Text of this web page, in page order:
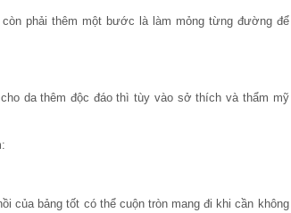
phải thêm một bước là làm mỏng từng đường để
da thêm độc đáo thì tùy vào sở thích và thẩm mỹ
của bảng tốt có thể cuộn tròn mang đi khi cần không